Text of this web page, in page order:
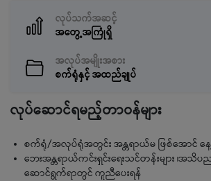
လုပ်သက်အဆင့်
အတွေ့အကြုံရှိ
အလုပ်အမျိုးအစား
စက်ရုံနှင့် အထည်ချုပ်
လုပ်ဆောင်ရမည့်တာဝန်များ
စက်ရုံ/အလုပ်ရုံအတွင်း အန္တရာယ်မ ဖြစ်အောင် နေ့
ဘေးအန္တရာယ်ကင်းရှင်းရေးသင်တန်းများ ၊အသိပ
ဆောင်ရွက်ရာတွင် ကူညီပေးရန်